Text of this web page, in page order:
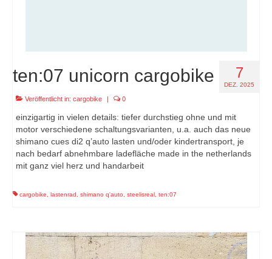
7
DEZ. 2025
ten:07 unicorn cargobike
Veröffentlicht in: cargobike | 0
einzigartig in vielen details: tiefer durchstieg ohne und mit
motor verschiedene schaltungsvarianten, u.a. auch das neue
shimano cues di2 q’auto lasten und/oder kindertransport, je
nach bedarf abnehmbare ladefläche made in the netherlands
mit ganz viel herz und handarbeit
cargobike lastenrad shimano q'auto steelisreal ten:07